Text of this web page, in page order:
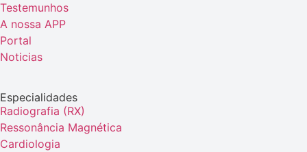
Testemunhos
A nossa APP
Portal
Noticias
Especialidades
Radiografia (RX)
Ressonância Magnética
Cardiologia